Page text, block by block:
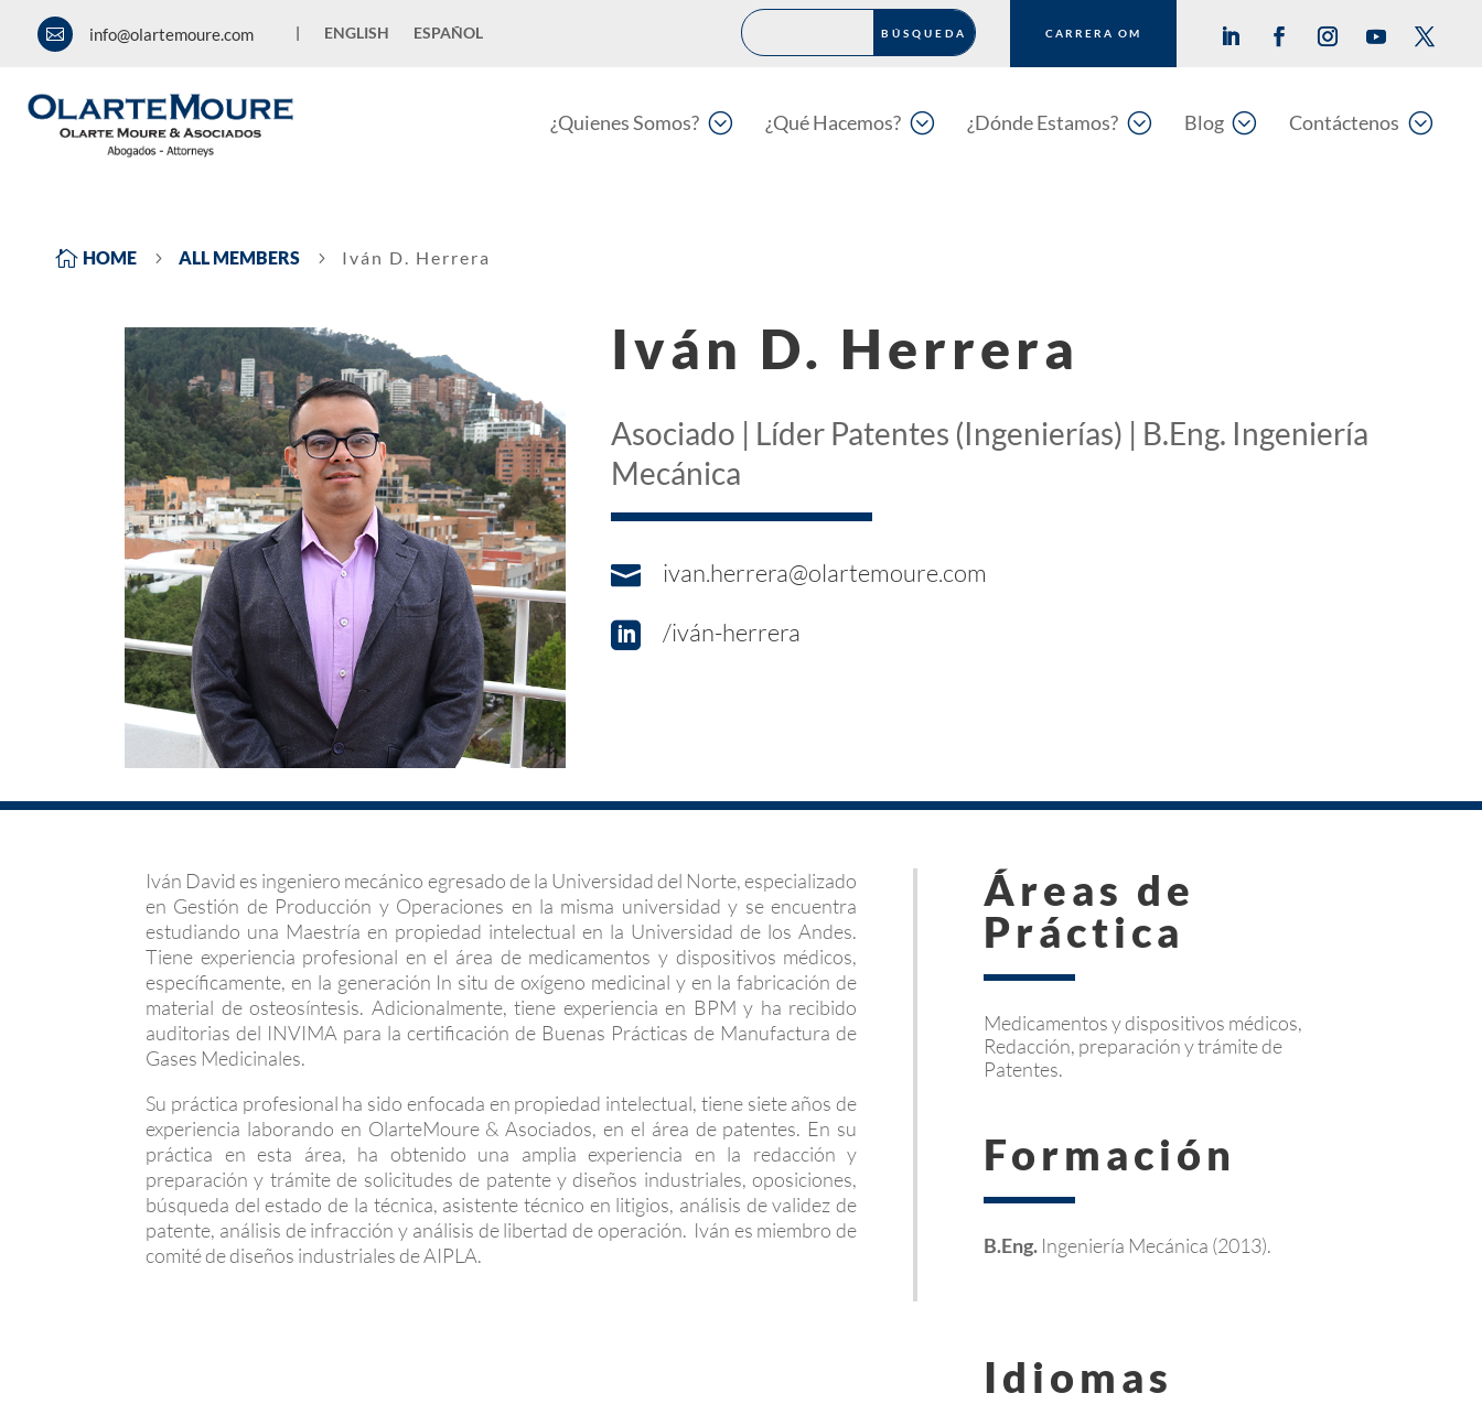
 info@olartemoure.com | ENGLISH ESPAÑOL CARRERA OM
;
¿Quienes Somos? ;
¿Qué Hacemos? ;
¿Dónde Estamos? ;
Blog ;
Contáctenos
 HOME 5 ALL MEMBERS 5 Iván D. Herrera
Iván D. Herrera
Asociado | Líder Patentes (Ingenierías) | B.Eng. Ingeniería
Mecánica
 ivan.herrera@olartemoure.com
 /iván-herrera
Iván David es ingeniero mecánico egresado de la Universidad del Norte, especializado
en Gestión de Producción y Operaciones en la misma universidad y se encuentra
estudiando una Maestría en propiedad intelectual en la Universidad de los Andes.
Tiene experiencia profesional en el área de medicamentos y dispositivos médicos,
específicamente, en la generación In situ de oxígeno medicinal y en la fabricación de
material de osteosíntesis. Adicionalmente, tiene experiencia en BPM y ha recibido
auditorias del INVIMA para la certificación de Buenas Prácticas de Manufactura de
Gases Medicinales.
Su práctica profesional ha sido enfocada en propiedad intelectual, tiene siete años de
experiencia laborando en OlarteMoure & Asociados, en el área de patentes. En su
práctica en esta área, ha obtenido una amplia experiencia en la redacción y
preparación y trámite de solicitudes de patente y diseños industriales, oposiciones,
búsqueda del estado de la técnica, asistente técnico en litigios, análisis de validez de
patente, análisis de infracción y análisis de libertad de operación. Iván es miembro de
comité de diseños industriales de AIPLA.
Áreas de
Práctica
Medicamentos y dispositivos médicos,
Redacción, preparación y trámite de
Patentes.
Formación
B.Eng.Ingeniería Mecánica (2013).
Idiomas